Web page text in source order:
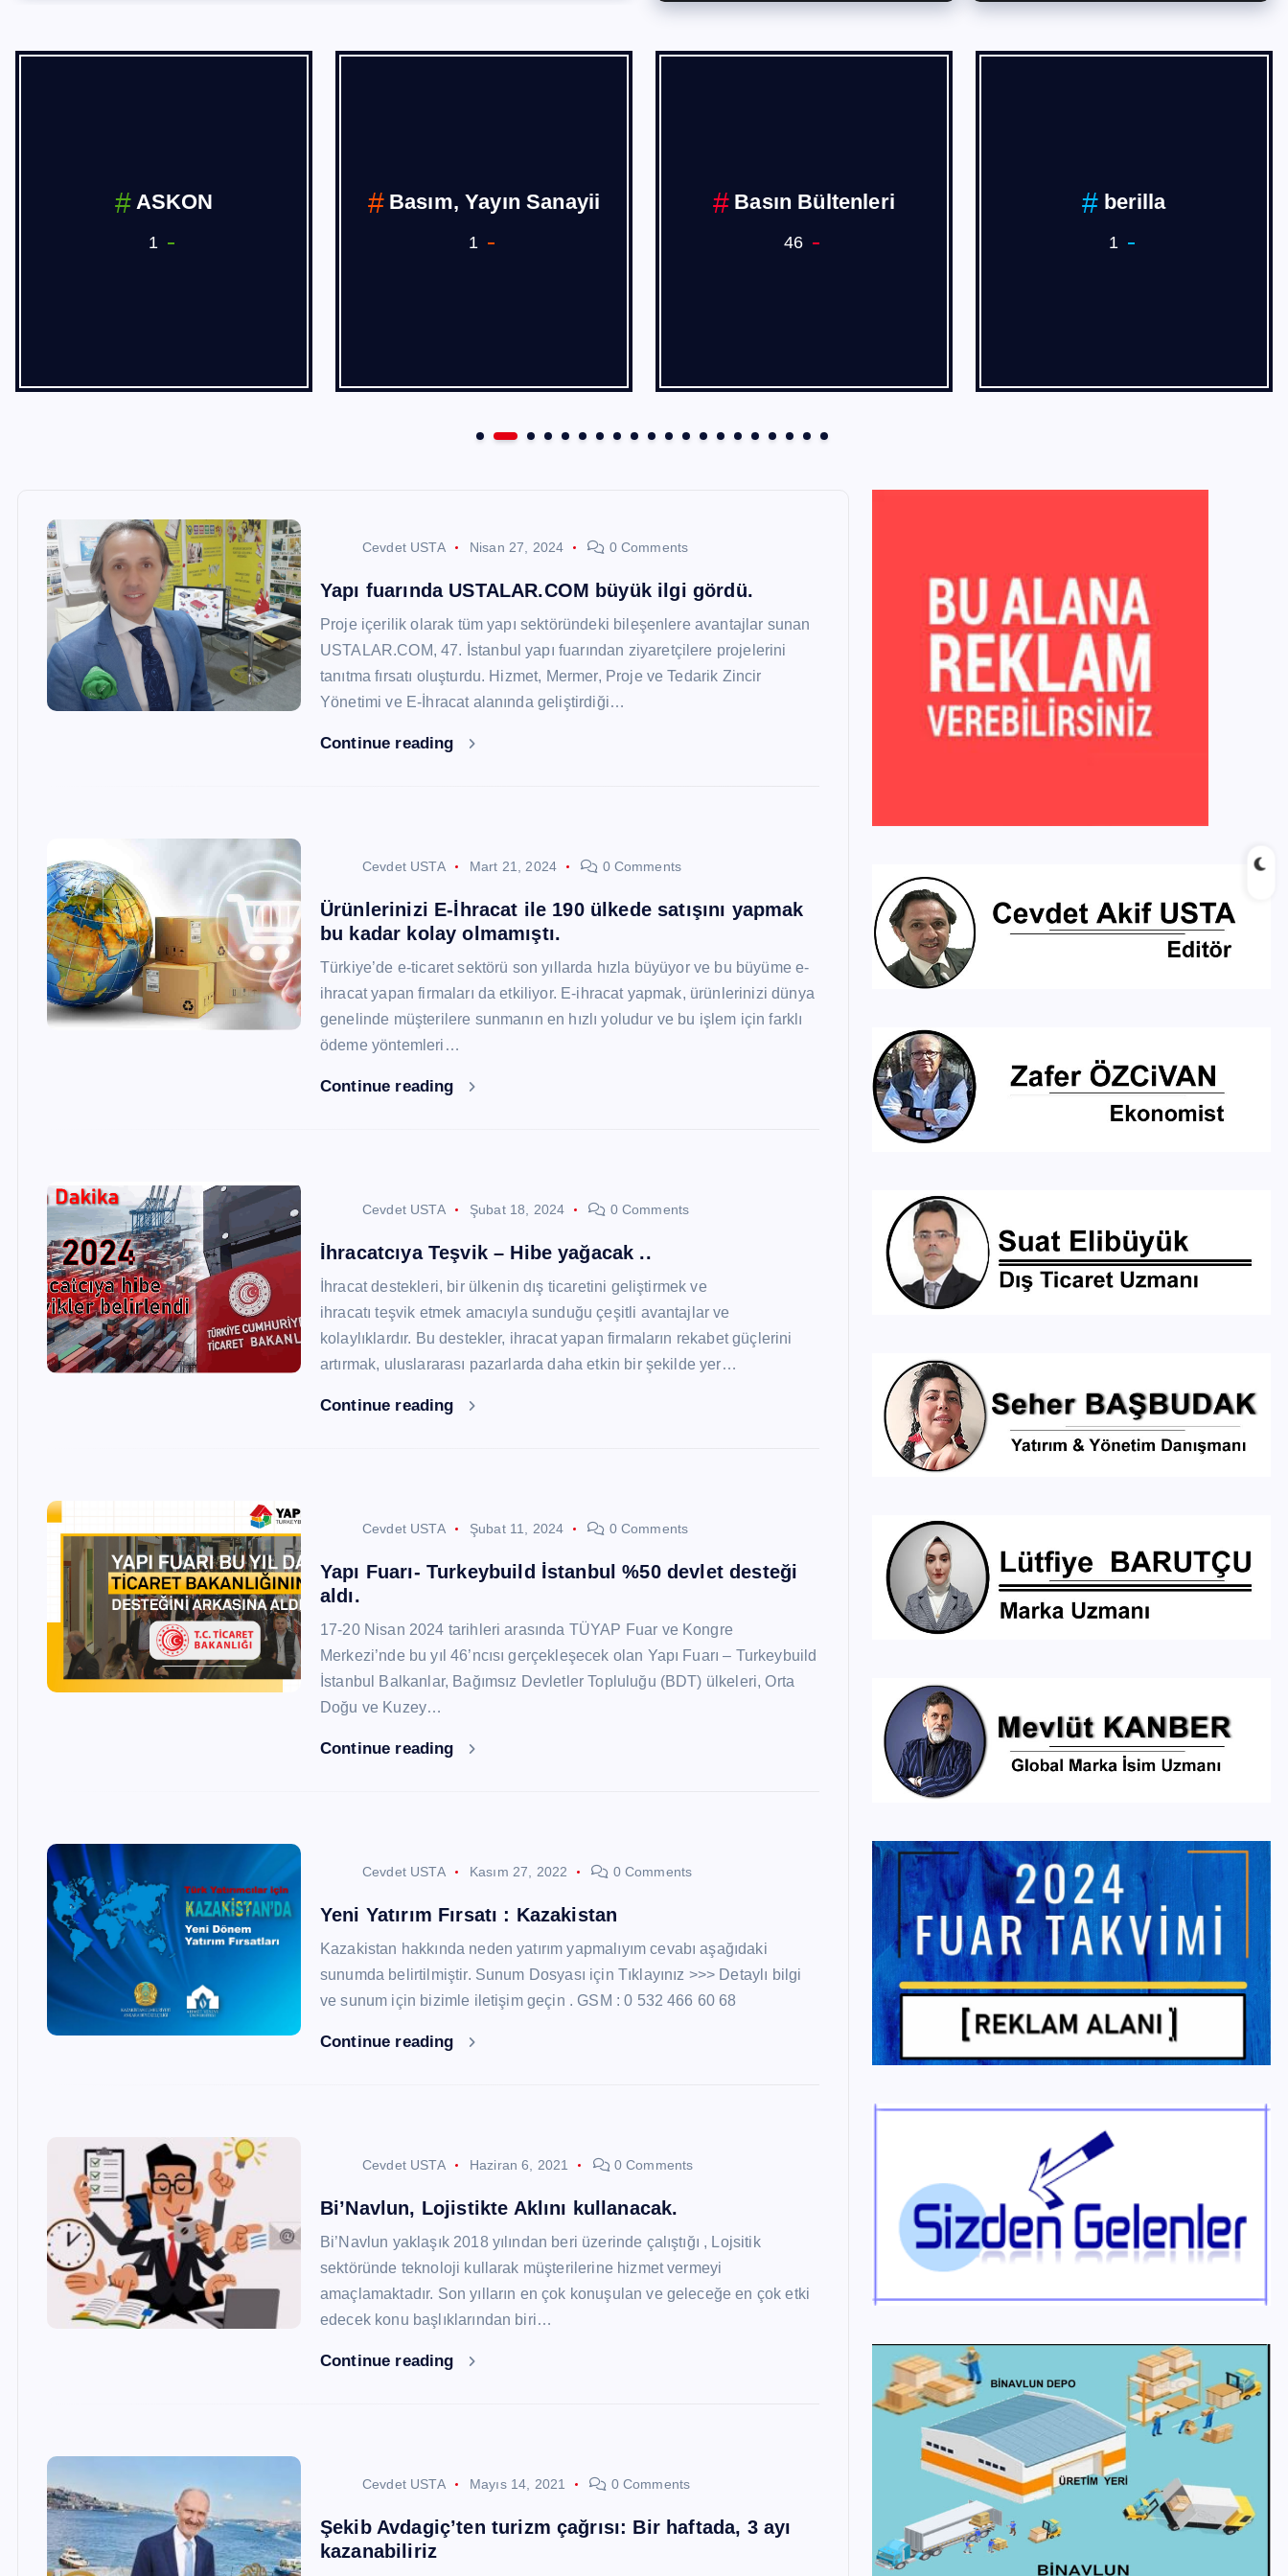
ASKON
1
Basım, Yayın Sanayii
1
Basın Bültenleri
46
berilla
1
Cevdet USTA Nisan 27, 2024 0 Comments
Yapı fuarında USTALAR.COM büyük ilgi gördü.
Proje içerilik olarak tüm yapı sektöründeki bileşenlere avantajlar sunan
USTALAR.COM, 47. İstanbul yapı fuarından ziyaretçilere projelerini
tanıtma fırsatı oluşturdu. Hizmet, Mermer, Proje ve Tedarik Zincir
Yönetimi ve E-İhracat alanında geliştirdiği…
Continue reading
Cevdet USTA Mart 21, 2024 0 Comments
Ürünlerinizi E-İhracat ile 190 ülkede satışını yapmak
bu kadar kolay olmamıştı.
Türkiye’de e-ticaret sektörü son yıllarda hızla büyüyor ve bu büyüme e-
ihracat yapan firmaları da etkiliyor. E-ihracat yapmak, ürünlerinizi dünya
genelinde müşterilere sunmanın en hızlı yoludur ve bu işlem için farklı
ödeme yöntemleri…
Continue reading
Cevdet USTA Şubat 18, 2024 0 Comments
İhracatcıya Teşvik – Hibe yağacak ..
İhracat destekleri, bir ülkenin dış ticaretini geliştirmek ve
ihracatı teşvik etmek amacıyla sunduğu çeşitli avantajlar ve
kolaylıklardır. Bu destekler, ihracat yapan firmaların rekabet güçlerini
artırmak, uluslararası pazarlarda daha etkin bir şekilde yer…
Continue reading
Cevdet USTA Şubat 11, 2024 0 Comments
Yapı Fuarı- Turkeybuild İstanbul %50 devlet desteği
aldı.
17-20 Nisan 2024 tarihleri arasında TÜYAP Fuar ve Kongre
Merkezi’nde bu yıl 46’ncısı gerçekleşecek olan Yapı Fuarı – Turkeybuild
İstanbul Balkanlar, Bağımsız Devletler Topluluğu (BDT) ülkeleri, Orta
Doğu ve Kuzey…
Continue reading
Cevdet USTA Kasım 27, 2022 0 Comments
Yeni Yatırım Fırsatı : Kazakistan
Kazakistan hakkında neden yatırım yapmalıyım cevabı aşağıdaki
sunumda belirtilmiştir. Sunum Dosyası için Tıklayınız >>> Detaylı bilgi
ve sunum için bizimle iletişim geçin . GSM : 0 532 466 60 68
Continue reading
Cevdet USTA Haziran 6, 2021 0 Comments
Bi’Navlun, Lojistikte Aklını kullanacak.
Bi’Navlun yaklaşık 2018 yılından beri üzerinde çalıştığı , Lojsitik
sektöründe teknoloji kullarak müşterilerine hizmet vermeyi
amaçlamaktadır. Son yılların en çok konuşulan ve geleceğe en çok etki
edecek konu başlıklarından biri…
Continue reading
Cevdet USTA Mayıs 14, 2021 0 Comments
Şekib Avdagiç’ten turizm çağrısı: Bir haftada, 3 ayı
kazanabiliriz